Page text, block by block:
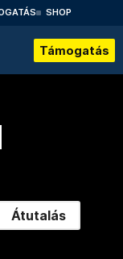
SHOP
Támogatás
Átutalás